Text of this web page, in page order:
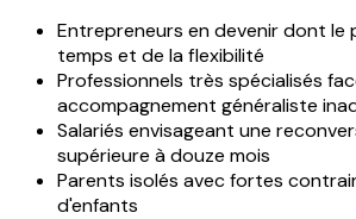
Entrepreneurs en devenir dont le
temps et de la flexibilité
Professionnels très spécialisés
accompagnement généraliste
Salariés envisageant une
supérieure à douze mois
Parents isolés avec fortes
d'enfants